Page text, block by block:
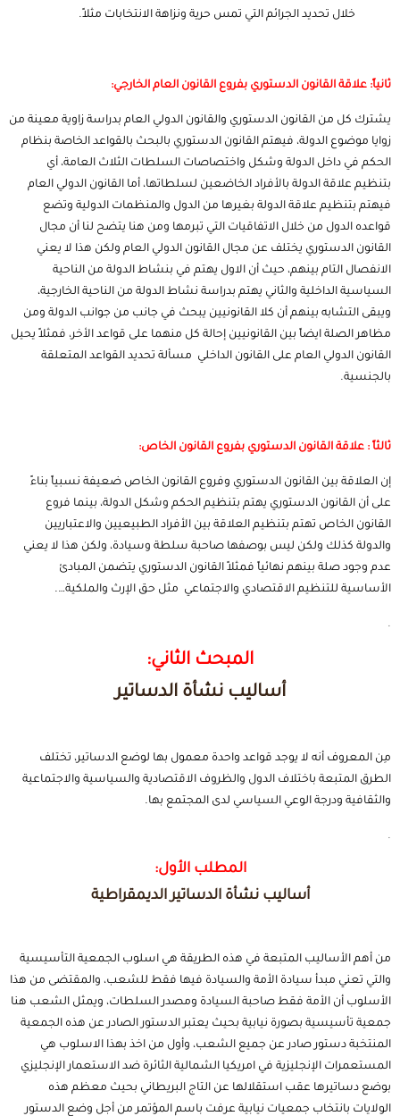
خلال تحديد الجرائم التي تمس حرية ونزاهة الانتخابات مثلاً.
ثانياً: علاقة القانون الدستوري بفروع القانون العام الخارجي:
يشترك كل من القانون الدستوري والقانون الدولي العام بدراسة زاوية معينة من
زوايا موضوع الدولة، فيهتم القانون الدستوري بالبحث بالقواعد الخاصة بنظام
الحكم في داخل الدولة وشكل واختصاصات السلطات الثلاث العامة، أي
بتنظيم علاقة الدولة بالأفراد الخاضعين لسلطاتها، أما القانون الدولي العام
فيهتم بتنظيم علاقة الدولة بغيرها من الدول والمنظمات الدولية وتضع
قواعده الدول من خلال الاتفاقيات التي تبرمها ومن هنا يتضح لنا أن مجال
القانون الدستوري يختلف عن مجال القانون الدولي العام ولكن هذا لا يعني
الانفصال التام بينهم، حيث أن الاول يهتم في بنشاط الدولة من الناحية
السياسية الداخلية والثاني يهتم بدراسة نشاط الدولة من الناحية الخارجية،
ويبقى التشابه بينهم أن كلا القانونيين يبحث في جانب من جوانب الدولة ومن
مظاهر الصلة ايضاً بين القانونيين إحالة كل منهما على قواعد الأخر، فمثلاً يحيل
القانون الدولي العام على القانون الداخلي مسألة تحديد القواعد المتعلقة
بالجنسية.
ثالثاً : علاقة القانون الدستوري بفروع القانون الخاص:
إن العلاقة بين القانون الدستوري وفروع القانون الخاص ضعيفة نسبياً بناءً
على أن القانون الدستوري يهتم بتنظيم الحكم وشكل الدولة، بينما فروع
القانون الخاص تهتم بتنظيم العلاقة بين الأفراد الطبيعيين والاعتباريين
والدولة كذلك ولكن ليس بوصفها صاحبة سلطة وسيادة، ولكن هذا لا يعني
عدم وجود صلة بينهم نهائياً فمثلاً القانون الدستوري يتضمن المبادئ
الأساسية للتنظيم الاقتصادي والاجتماعي مثل حق الإرث والملكية….
.
المبحث الثاني:
أساليب نشأة الدساتير
مِن المعروف أنه لا يوجد قواعد واحدة معمول بها لوضع الدساتير، تختلف
الطرق المتبعة باختلاف الدول والظروف الاقتصادية والسياسية والاجتماعية
والثقافية ودرجة الوعي السياسي لدى المجتمع بها.
.
المطلب الأول:
أساليب نشأة الدساتير الديمقراطية
من أهم الأساليب المتبعة في هذه الطريقة هي اسلوب الجمعية التأسيسية
والتي تعني مبدأ سيادة الأمة والسيادة فيها فقط للشعب، والمقتضى من هذا
الأسلوب أن الأمة فقط صاحبة السيادة ومصدر السلطات، ويمثل الشعب هنا
جمعية تأسيسية بصورة نيابية بحيث يعتبر الدستور الصادر عن هذه الجمعية
المنتخبة دستور صادر عن جميع الشعب، وأول من اخذ بهذا الاسلوب هي
المستعمرات الإنجليزية في امريكيا الشمالية الثائرة ضد الاستعمار الإنجليزي
بوضع دساتيرها عقب استقلالها عن التاج البريطاني بحيث معظم هذه
الولايات بانتخاب جمعيات نيابية عرفت باسم المؤتمر من أجل وضع الدستور